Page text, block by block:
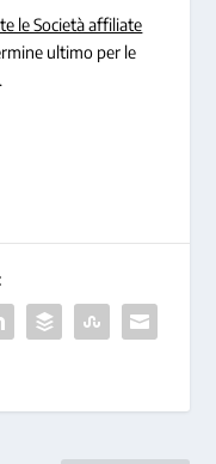
le Società affiliate
ultimo per le